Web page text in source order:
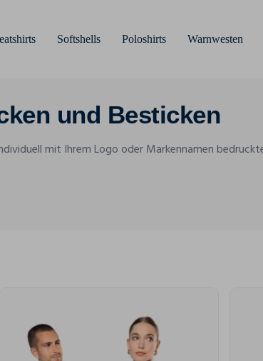
Softshells Poloshirts Warnwesten
und Besticken
mit Ihrem Logo oder Markennamen